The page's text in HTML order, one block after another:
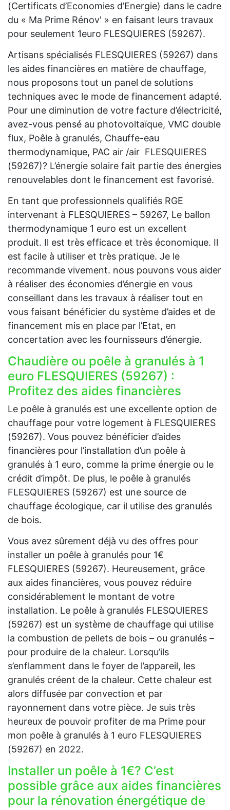
(Certificats d’Economies d’Energie) dans le cadre
du « Ma Prime Rénov' » en faisant leurs travaux
pour seulement 1euro FLESQUIERES (59267).
Artisans spécialisés FLESQUIERES (59267) dans
les aides financières en matière de chauffage,
nous proposons tout un panel de solutions
techniques avec le mode de financement adapté.
Pour une diminution de votre facture d’électricité,
avez-vous pensé au photovoltaïque, VMC double
flux, Poêle à granulés, Chauffe-eau
thermodynamique, PAC air /air FLESQUIERES
(59267)? L’énergie solaire fait partie des énergies
renouvelables dont le financement est favorisé.
En tant que professionnels qualifiés RGE
intervenant à FLESQUIERES – 59267, Le ballon
thermodynamique 1 euro est un excellent
produit. Il est très efficace et très économique. Il
est facile à utiliser et très pratique. Je le
recommande vivement. nous pouvons vous aider
à réaliser des économies d’énergie en vous
conseillant dans les travaux à réaliser tout en
vous faisant bénéficier du système d’aides et de
financement mis en place par l’Etat, en
concertation avec les fournisseurs d’énergie.
Chaudière ou poêle à granulés à 1
euro FLESQUIERES (59267) :
Profitez des aides financières
Le poêle à granulés est une excellente option de
chauffage pour votre logement à FLESQUIERES
(59267). Vous pouvez bénéficier d’aides
financières pour l’installation d’un poêle à
granulés à 1 euro, comme la prime énergie ou le
crédit d’impôt. De plus, le poêle à granulés
FLESQUIERES (59267) est une source de
chauffage écologique, car il utilise des granulés
de bois.
Vous avez sûrement déjà vu des offres pour
installer un poêle à granulés pour 1€
FLESQUIERES (59267). Heureusement, grâce
aux aides financières, vous pouvez réduire
considérablement le montant de votre
installation. Le poêle à granulés FLESQUIERES
(59267) est un système de chauffage qui utilise
la combustion de pellets de bois – ou granulés –
pour produire de la chaleur. Lorsqu’ils
s’enflamment dans le foyer de l’appareil, les
granulés créent de la chaleur. Cette chaleur est
alors diffusée par convection et par
rayonnement dans votre pièce. Je suis très
heureux de pouvoir profiter de ma Prime pour
mon poêle à granulés à 1 euro FLESQUIERES
(59267) en 2022.
Installer un poêle à 1€? C’est
possible grâce aux aides financières
pour la rénovation énergétique de